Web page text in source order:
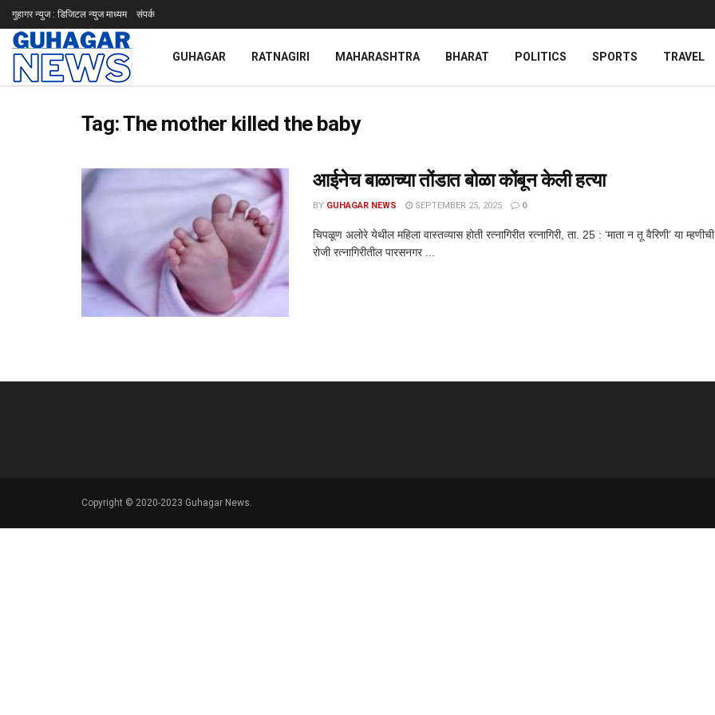
गुहागर न्युज : डिजिटल न्युज माध्यम संपर्क
GUHAGAR RATNAGIRI MAHARASHTRA BHARAT POLITICS SPORTS TRAVEL
Tag:The mother killed the baby
आईनेच बाळाच्या तोंडात बोळा कोंबून केली हत्या
BY GUHAGAR NEWS SEPTEMBER 25, 2025 0
चिपळूण अलोरे येथील महिला वास्तव्यास होती रत्नागिरीत रत्नागिरी, ता. 25 : ‘माता न तू वैरिणी’ या
रोजी रत्नागिरीतील पारसनगर ...
Copyright © 2020-2023 Guhagar News.